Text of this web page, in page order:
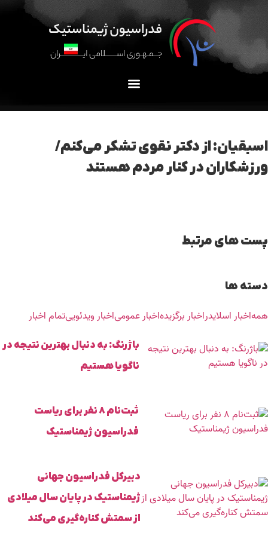
اسبقیان: از دکتر نقوی تشکر می‌کنم/
ورزشکاران در کنار مردم هستند
پست های مرتبط
دسته ها
همهاخبار اسلایدراخبار برگزیدهاخبار عمومیاخبار ویدئوییتمام اخبار
باژرنگ: به دنبال بهترین نتیجه در
ناگویا هستیم
ثبت‌نام ۸ نفر برای ریاست
فدراسیون ژیمناستیک
دبیرکل فدراسیون جهانی
ژیمناستیک در پایان سال میلادی
از سمتش کناره‌گیری می‌کند